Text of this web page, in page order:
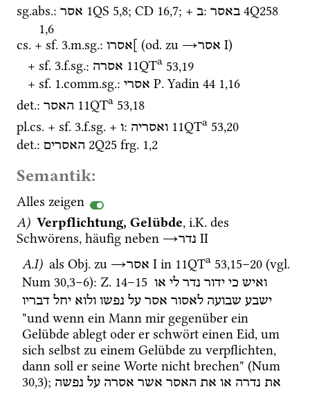
sg.abs.: אסר 1QS 5,8; CD 16,7; + ב: באסר 4Q258
1,6
cs. + sf. 3.m.sg.: ]אסרו (od. zu →אסר ‎ I)
+ sf. 3.f.sg.: אסרה 11QTa 53,19
+ sf. 1.comm.sg.: אסרי P. Yadin 44 1,16
det.: האסר 11QTa 53,18
pl.cs. + sf. 3.f.sg. + ו: ואסריה 11QTa 53,20
det.: האסרים 2Q25 frg. 1,2
Semantik:
Alles zeigen
A) Verpflichtung, Gelübde, i.K. des
Schwörens, häufig neben →נדר ‎ II
A.I) als Obj. zu →אסר ‎ I in 11QTa 53,15–20 (vgl.
Num 30,3–6): Z. 14–15 ואיש כי ידור נדר לי או
ישבע שבועה לאסור אסר על נפשו ולוא יחל דבריו
"und wenn ein Mann mir gegenüber ein
Gelübde ablegt oder er schwört einen Eid, um
sich selbst zu einem Gelübde zu verpflichten,
dann soll er seine Worte nicht brechen" (Num
30,3); את נדרה או את האסר אשר אסרה על נפשה